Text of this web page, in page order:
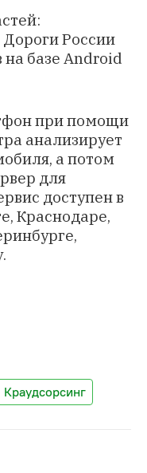
Дороги России
базе Android
при помощи
анализирует
а потом
для
доступен в
Краснодаре,
Краудсорсинг